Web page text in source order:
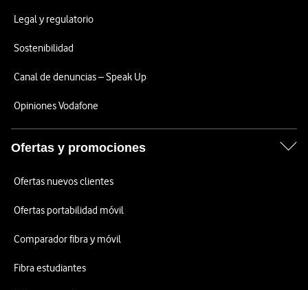
Legal y regulatorio
Sostenibilidad
Canal de denuncias – Speak Up
Opiniones Vodafone
Ofertas y promociones
Ofertas nuevos clientes
Ofertas portabilidad móvil
Comparador fibra y móvil
Fibra estudiantes